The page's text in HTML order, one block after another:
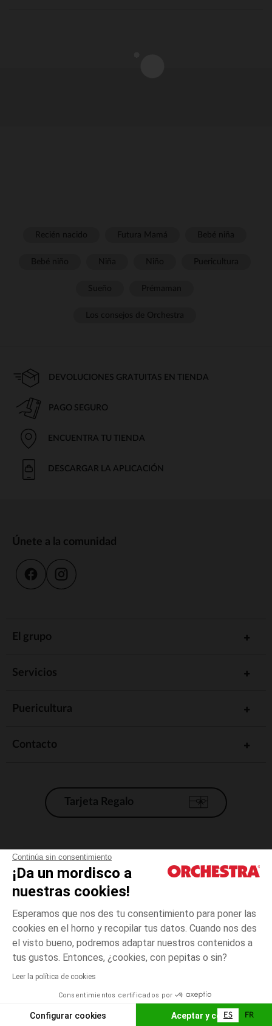
Continúa sin consentimiento
¡Da un mordisco a
nuestras cookies!
Esperamos que nos des tu consentimiento para poner las
cookies en el horno y recopilar tus datos. Cuando nos des
el visto bueno, podremos adaptar nuestros contenidos a
tus gustos. Entonces, ¿cookies, con pepitas o sin?
Leer la política de cookies
Consentimientos certificados por
Configurar cookies Aceptar y cerrar
Blanco
3
El pago medidante
AÑADIR A LA CESTA
DEVOLUCIONES GRATUITAS EN TIENDA
PAGO SEGURO
ENCUENTRA TU TIENDA
DESCARGAR LA APLICACIÓN
Únete a la comunidad
El grupo
Servicios
Puericultura
Contacto
Tarjeta Regalo
Condiciones generales de venta
Aviso Legal
*Condiciones de las ofertas actuales
Gestión de las cookies
Accesibilidad: no conforme
Orchestra adhiere al código de ética de la Federación Francesa de comercio
electrónico y venta a distancia (FEVAD) y al sistema de mediación de
ES FR